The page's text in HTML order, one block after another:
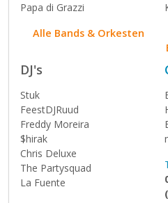
Papa di Grazzi
Alle Bands & Orkesten
DJ's
Stuk
FeestDJRuud
Freddy Moreira
$hirak
Chris Deluxe
The Partysquad
La Fuente